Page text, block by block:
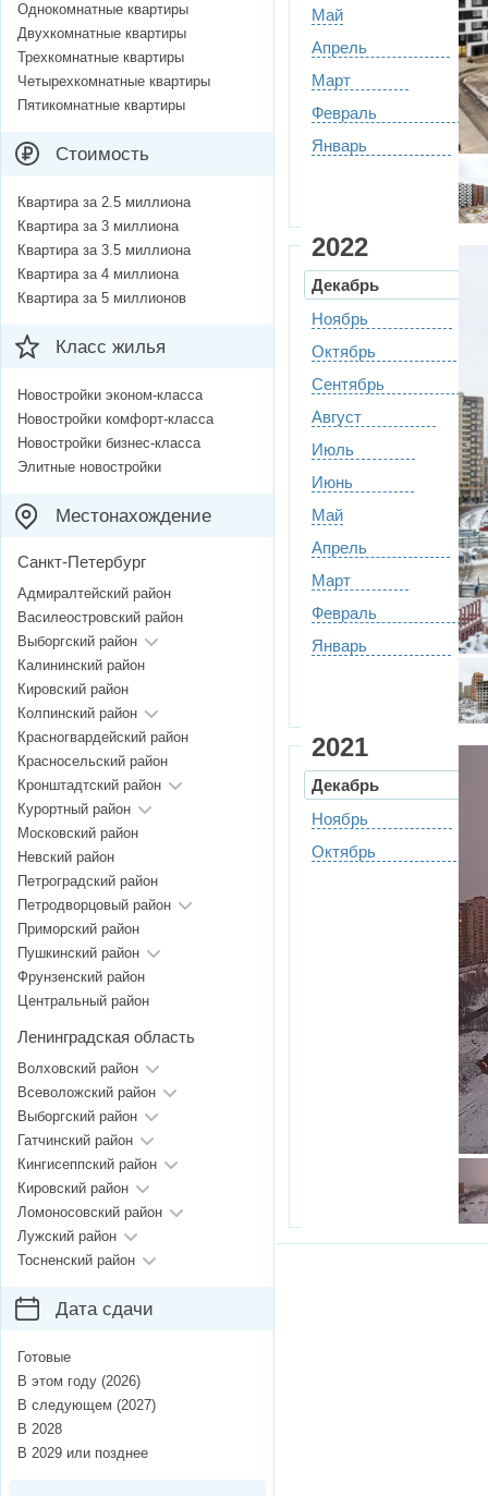
Май
Апрель
Март
Февраль
Январь
2022
Декабрь
Ноябрь
Октябрь
Сентябрь
Август
Июль
Июнь
Май
Апрель
Март
Февраль
Январь
2021
Декабрь
Ноябрь
Октябрь
Однокомнатные квартиры
Двухкомнатные квартиры
Трехкомнатные квартиры
Четырехкомнатные квартиры
Пятикомнатные квартиры
Стоимость
Квартира за 2.5 миллиона
Квартира за 3 миллиона
Квартира за 3.5 миллиона
Квартира за 4 миллиона
Квартира за 5 миллионов
Класс жилья
Новостройки эконом-класса
Новостройки комфорт-класса
Новостройки бизнес-класса
Элитные новостройки
Местонахождение
Санкт-Петербург
Адмиралтейский район
Василеостровский район
Выборгский район
Калининский район
Кировский район
Колпинский район
Красногвардейский район
Красносельский район
Кронштадтский район
Курортный район
Московский район
Невский район
Петроградский район
Петродворцовый район
Приморский район
Пушкинский район
Фрунзенский район
Центральный район
Ленинградская область
Волховский район
Всеволожский район
Выборгский район
Гатчинский район
Кингисеппский район
Кировский район
Ломоносовский район
Лужский район
Тосненский район
Дата сдачи
Готовые
В этом году (2026)
В следующем (2027)
В 2028
В 2029 или позднее